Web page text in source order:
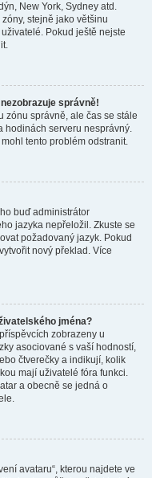
New York, Sydney atd.
stejně jako většinu
Pokud ještě nejste
správně!
zónu správně, ale čas se stále
hodinách serveru nesprávný.
tento problém odstranit.
buď administrátor
jazyka nepřeložil. Zkuste se
požadovaný jazyk. Pokud
nový překlad. Více
jména?
zobrazeny u
asociované s vaší hodností,
čtverečky a indikují, kolik
mají uživatelé fóra funkci.
a obecně se jedná o
avataru“, kterou najdete ve